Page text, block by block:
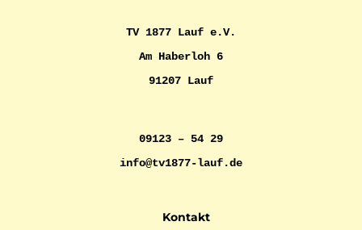
TV 1877 Lauf e.V.
Am Haberloh 6
91207 Lauf
09123 – 54 29
info@tv1877-lauf.de
Kontakt